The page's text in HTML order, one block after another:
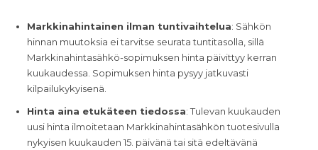
Markkinahintainen ilman tuntivaihtelua: Sähkön
hinnan muutoksia ei tarvitse seurata tuntitasolla, sillä
Markkinahintasähkö-sopimuksen hinta päivittyy kerran
kuukaudessa. Sopimuksen hinta pysyy jatkuvasti
kilpailukykyisenä.​
Hinta aina etukäteen tiedossa: Tulevan kuukauden
uusi hinta ilmoi­tetaan Markkinahintasähkön tuotesivulla
nykyisen kuukauden 15. päivänä tai sitä edeltävänä